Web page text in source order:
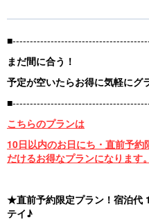
まだ間に合う！
予定が空いたらお得に気軽にグ
こちらのプランは
10日以内のお日にち・直前予
だけるお得なプランになります。
★直前予約限定プラン！宿泊代
テイ♪